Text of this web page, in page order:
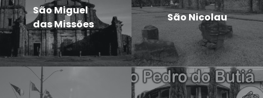
São Miguel
das Missões
São Nicolau